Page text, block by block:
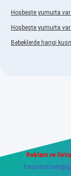
Hoşbeşte yumurta var
Hoşbeşte yumurta var
Bebeklerde hangi
Reklam ve